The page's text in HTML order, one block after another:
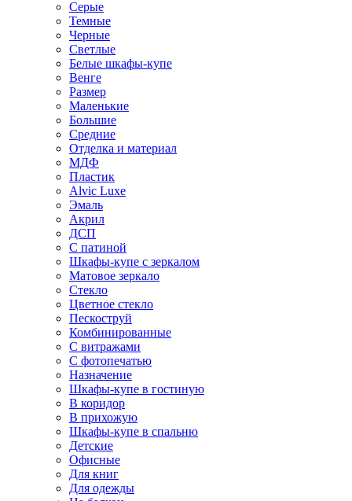
Серые
Темные
Черные
Светлые
Белые шкафы-купе
Венге
Размер
Маленькие
Большие
Средние
Отделка и материал
МДФ
Пластик
Alvic Luxe
Эмаль
Акрил
ДСП
С патиной
Шкафы-купе с зеркалом
Матовое зеркало
Стекло
Цветное стекло
Пескоструй
Комбинированные
С витражами
С фотопечатью
Назначение
Шкафы-купе в гостиную
В коридор
В прихожую
Шкафы-купе в спальню
Детские
Офисные
Для книг
Для одежды